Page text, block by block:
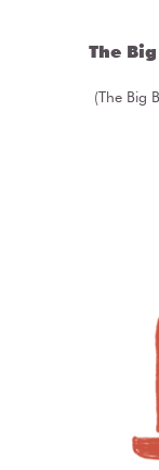
The
(The Big